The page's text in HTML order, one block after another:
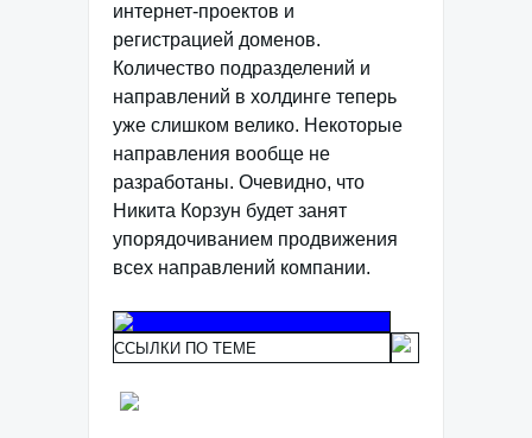
интернет-проектов и
регистрацией доменов.
Количество подразделений и
направлений в холдинге теперь
уже слишком велико. Некоторые
направления вообще не
разработаны. Очевидно, что
Никита Корзун будет занят
упорядочиванием продвижения
всех направлений компании.
ССЫЛКИ ПО ТЕМЕ